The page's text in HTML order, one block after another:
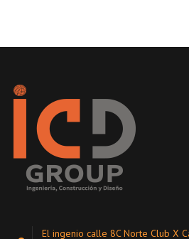
El ingenio calle 8C Norte Club X